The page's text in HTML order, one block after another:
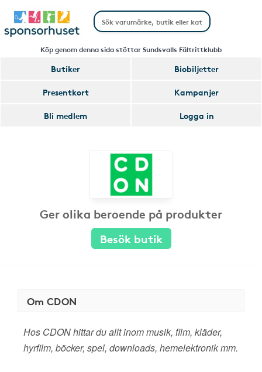
Köp genom denna sida stöttar Sundsvalls Fältrittklubb
Butiker
Biobiljetter
Presentkort
Kampanjer
Bli medlem
Logga in
Ger olika beroende på produkter
Besök butik
Om CDON
Hos CDON hittar du allt inom musik, film, kläder,
hyrfilm, böcker, spel, downloads, hemelektronik mm.